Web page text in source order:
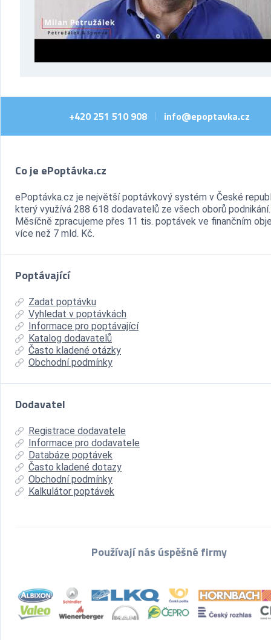
+420 251 510 908 info@epoptavka.cz
Co je ePoptávka.cz
ePoptávka.cz je největší poptávkový systém v České
který využívá 288 618 dodavatelů ze všech oborů podnikání.
Měsíčně zpracujeme přes 11 tis. poptávek ve finančním
více než 7 mld. Kč.
Poptávající
Zadat poptávku
Vyhledat v poptávkách
Informace pro poptávající
Katalog dodavatelů
Často kladené otázky
Obchodní podmínky
Dodavatel
Registrace dodavatele
Informace pro dodavatele
Databáze poptávek
Často kladené dotazy
Obchodní podmínky
Kalkulátor poptávek
Používají nás úspěšné firmy